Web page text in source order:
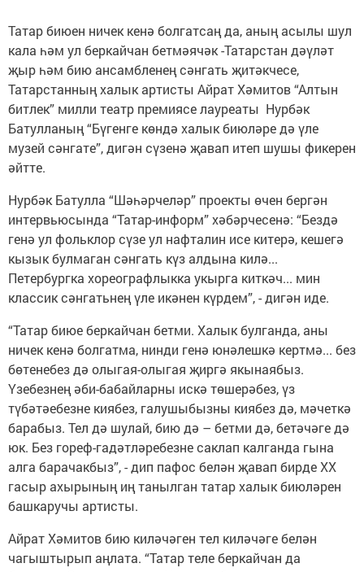
Татар биюен ничек кенә болгатсаң да, аның асылы шул
кала һәм ул беркайчан бетмәячәк -Татарстан дәүләт
җыр һәм бию ансамбленең сәнгать җитәкчесе,
Татарстанның халык артисты Айрат Хәмитов “Алтын
битлек” милли театр премиясе лауреаты Нурбәк
Батулланың “Бүгенге көндә халык биюләре дә үле
музей сәнгате”, дигән сүзенә җавап итеп шушы фикерен
әйтте.
Нурбәк Батулла “Шәһәрчеләр” проекты өчен бергән
интервьюсында “Татар-информ” хәбәрчесенә: “Бездә
генә ул фольклор сүзе ул нафталин исе китерә, кешегә
кызык булмаган сәнгать күз алдына килә...
Петербургка хореографлыкка укырга киткәч... мин
классик сәнгатьнең үле икәнен күрдем”, - дигән иде.
“Татар биюе беркайчан бетми. Халык булганда, аны
ничек кенә болгатма, нинди генә юнәлешкә кертмә... без
бөтенебез дә олыгая-олыгая җиргә якынаябыз.
Үзебезнең әби-бабайларны искә төшерәбез, үз
түбәтәебезне киябез, галушыбызны киябез дә, мәчеткә
барабыз. Тел дә шулай, бию дә – бетми дә, бетәчәге дә
юк. Без гореф-гадәтләребезне саклап калганда гына
алга барачакбыз”, - дип пафос белән җавап бирде ХХ
гасыр ахырының иң танылган татар халык биюләрен
башкаручы артисты.
Айрат Хәмитов бию киләчәген тел киләчәге белән
чагыштырып аңлата. “Татар теле беркайчан да